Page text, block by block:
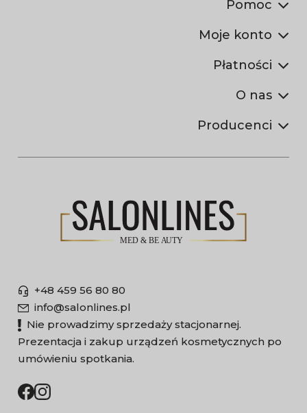
Pomoc
Moje konto
Płatności
O nas
Producenci
+48 459 56 80 80
info@salonlines.pl
Nie prowadzimy sprzedaży stacjonarnej.
Prezentacja i zakup urządzeń kosmetycznych po
umówieniu spotkania.